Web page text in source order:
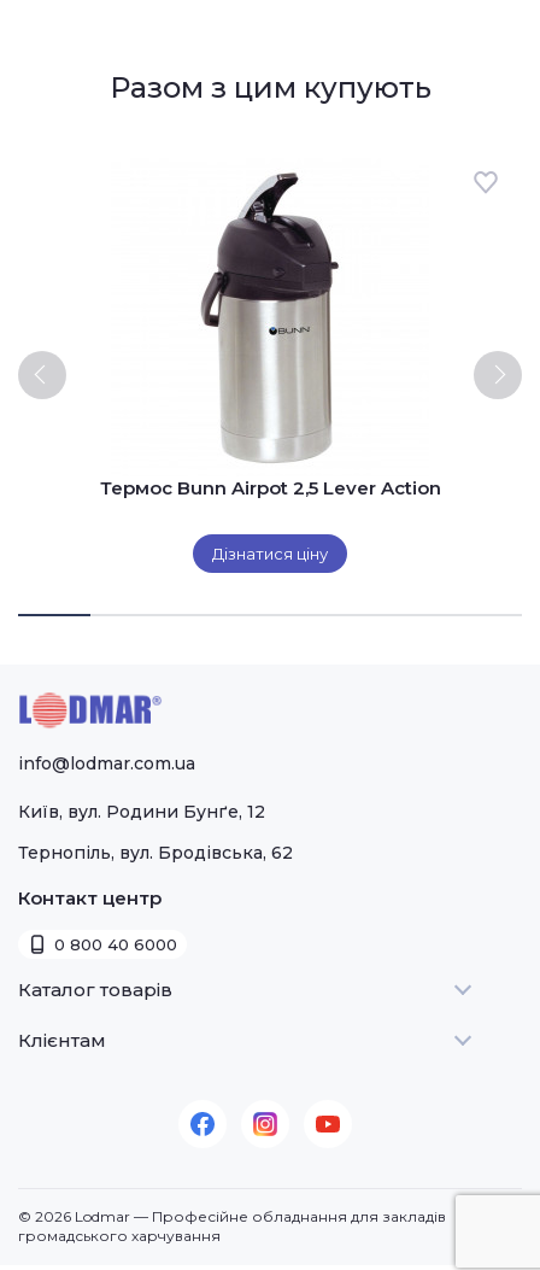
Разом з цим купують
Термос Bunn Airpot 2,5 Lever Action
Дізнатися ціну
info@lodmar.com.ua
Київ, вул. Родини Бунґе, 12
Тернопіль, вул. Бродівська, 62
Контакт центр
0 800 40 6000
Каталог товарів
Теплове
Кавове
Клієнтам
© 2026 Lodmar — Професійне обладнання для закладів
громадського харчування